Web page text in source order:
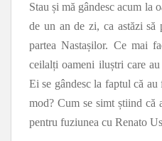
Stau și mă gândesc acum la
de un an de zi, ca astăzi să
partea Nastașilor. Ce mai
ceilalți oameni iluștri care
Ei se gândesc la faptul că
mod? Cum se simt știind că
pentru fuziunea cu Renato